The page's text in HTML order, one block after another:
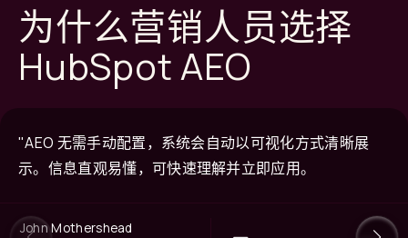
为什么营销人员选择
HubSpot AEO
"AEO 无需手动配置，系统会自动以可视化方式清晰展
示。信息直观易懂，可快速理解并立即应用。
John Mothershead